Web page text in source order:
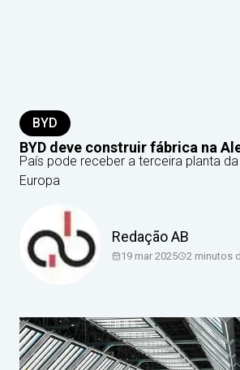
BYD
BYD deve construir fábrica na
País pode receber a terceira planta
Europa
Redação AB
19 mar 2025 2 minutos